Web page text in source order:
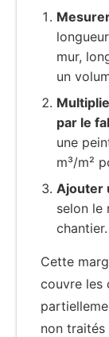
mur,
un
par le
une
m³/m²
Ajouter
selon le
chantier.
Cette
couvre les
non